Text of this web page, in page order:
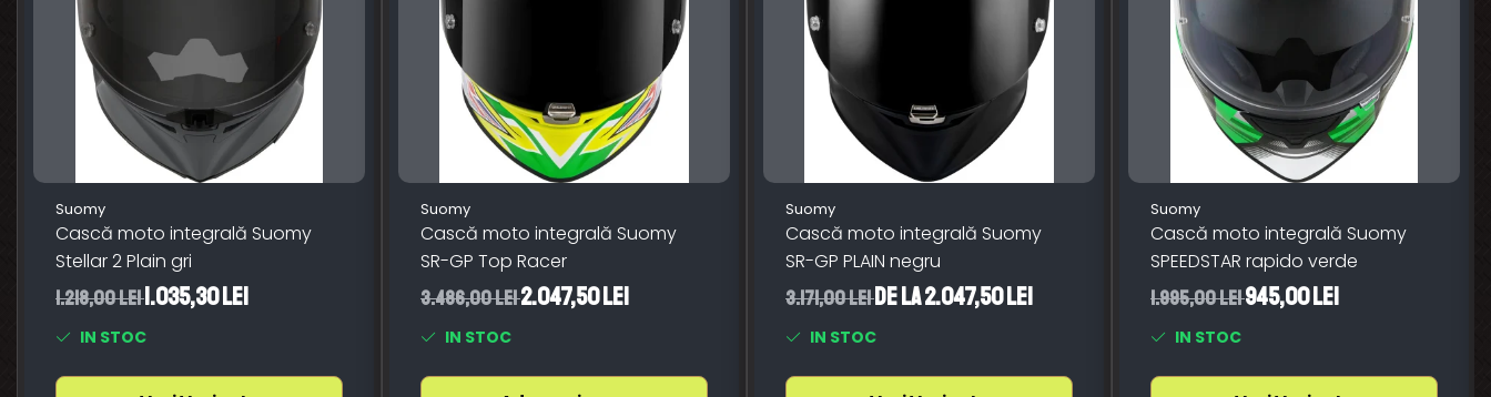
Suomy
Cască moto integrală Suomy
Stellar 2 Plain gri
1.218,00 Lei1.035,30 Lei
IN STOC
Suomy
Cască moto integrală Suomy
SR-GP Top Racer
3.486,00 Lei2.047,50 Lei
IN STOC
Suomy
Cască moto integrală Suomy
SR-GP PLAIN negru
3.171,00 Leide la 2.047,50 Lei
IN STOC
Suomy
Cască moto integrală Suomy
SPEEDSTAR rapido verde
1.995,00 Lei945,00 Lei
IN STOC